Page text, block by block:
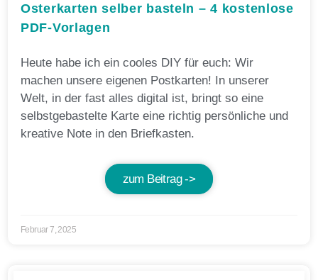
Osterkarten selber basteln – 4 kostenlose
PDF-Vorlagen
Heute habe ich ein cooles DIY für euch: Wir
machen unsere eigenen Postkarten! In unserer
Welt, in der fast alles digital ist, bringt so eine
selbstgebastelte Karte eine richtig persönliche und
kreative Note in den Briefkasten.
zum Beitrag ->
Februar 7, 2025